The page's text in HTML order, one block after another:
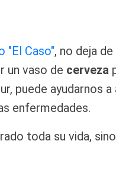
"El Caso", no deja
un vaso de cerveza
puede ayudarnos a
enfermedades.
toda su vida,